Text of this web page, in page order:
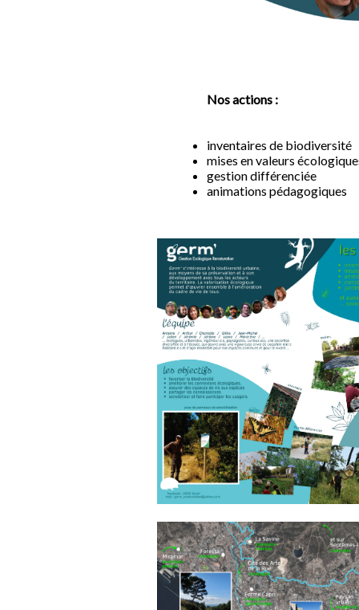
Nos actions :
inventaires de biodiversité
mises en valeurs
gestion différenciée
animations pédagogiques